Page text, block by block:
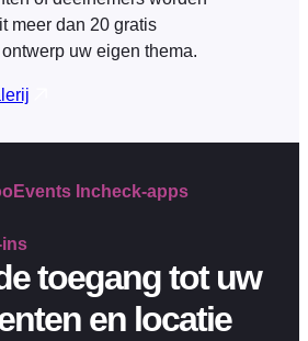
meer dan 20 gratis
uw eigen thema.
toegang tot uw
en locatie